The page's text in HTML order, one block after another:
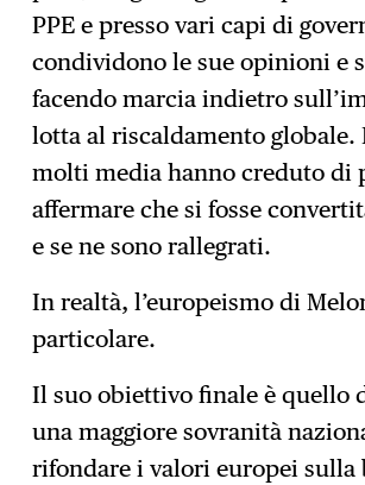
PPE e presso vari capi di
condividono le sue opinioni e
facendo marcia indietro
lotta al riscaldamento globale.
molti media hanno creduto di
affermare che si fosse
e se ne sono rallegrati.
In realtà, l’europeismo di
particolare.
Il suo obiettivo finale è quello
una maggiore sovranità
rifondare i valori europei sulla